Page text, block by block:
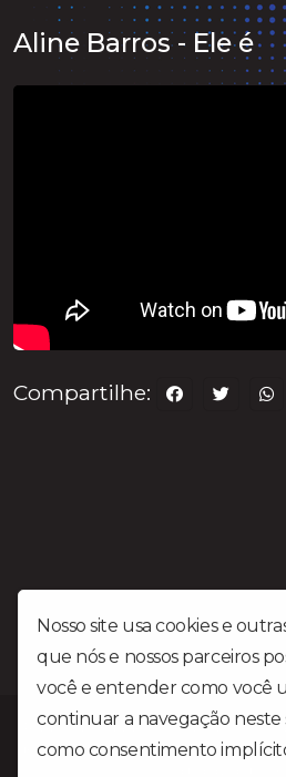
Aline Barros - Ele é
Compartilhe:
Nosso site usa cookies e
que nós e nossos parceiros
você e entender como você
continuar a navegação neste
como consentimento
Rádio Liberdade FM é uma
de Patrocínio MG no triângulo